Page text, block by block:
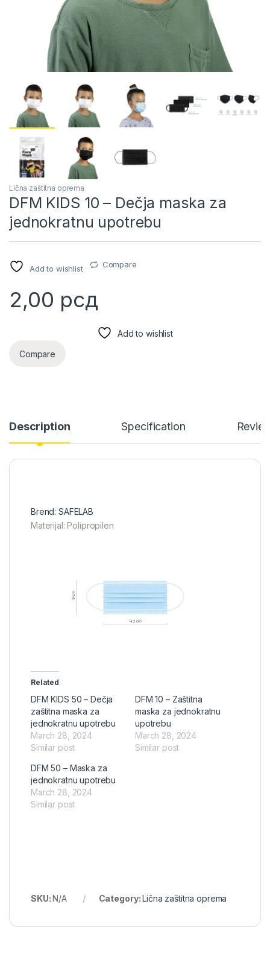
Lična zaštitna oprema
DFM KIDS 10 – Dečja maska za
jednokratnu upotrebu
Add to wishlist Compare
2,00 рсд
Add to wishlist
Compare
Description Specification
Brend: SAFELAB
Materijal: Polipropilen
Related
DFM KIDS 50 – Dečja
zaštitna maska za
jednokratnu upotrebu
March 28, 2024
Similar post
DFM 10 – Zaštitna
maska za jednokratnu
upotrebu
March 28, 2024
Similar post
DFM 50 – Maska za
jednokratnu upotrebu
March 28, 2024
Similar post
SKU:N/A Category:Lična zaštitna oprema